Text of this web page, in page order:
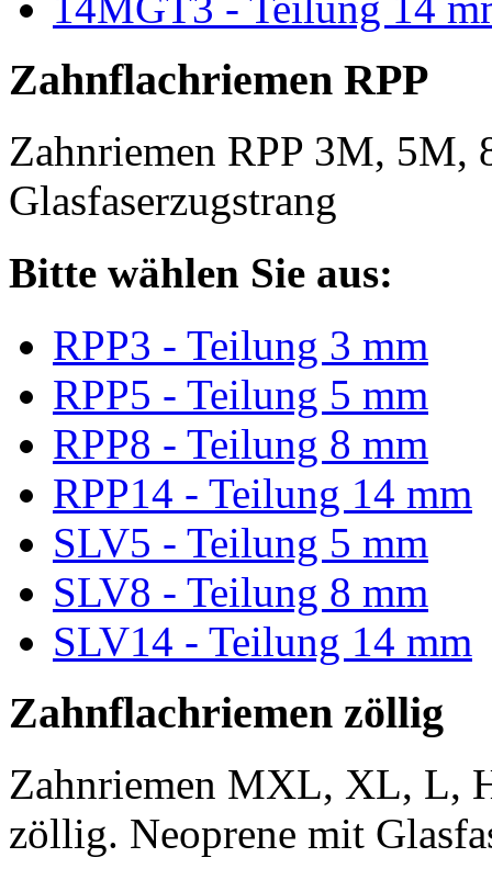
Zahnflachriemen RPP
Zahnriemen RPP 3M, 5M,
Glasfaserzugstrang
Bitte wählen Sie aus:
RPP3 - Teilung 3 mm
RPP5 - Teilung 5 mm
RPP8 - Teilung 8 mm
RPP14 - Teilung 14 mm
SLV5 - Teilung 5 mm
SLV8 - Teilung 8 mm
SLV14 - Teilung 14 mm
Zahnflachriemen zöllig
Zahnriemen MXL, XL, L,
zöllig. Neoprene mit